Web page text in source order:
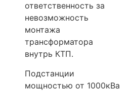
ответственность за
невозможность
монтажа
трансформатора
внутрь КТП.
Подстанции
мощностью от 1000кВа